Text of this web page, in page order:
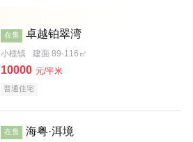
在售 卓越铂翠湾
小榄镇 建面 89-116㎡
10000 元/平米
普通住宅
在售 海粤·洱境